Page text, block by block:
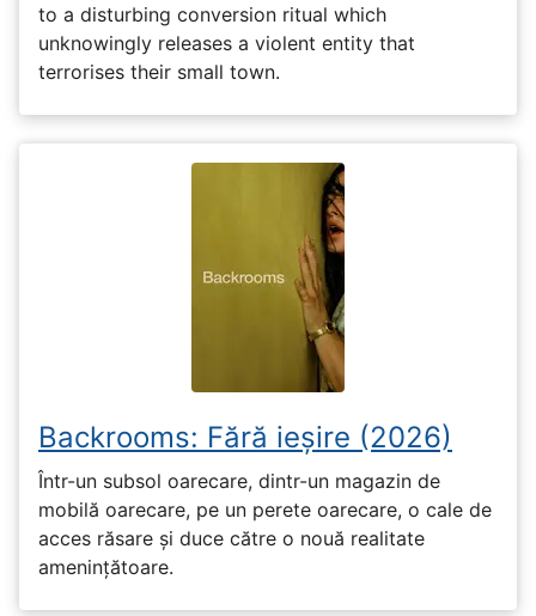
to a disturbing conversion ritual which
unknowingly releases a violent entity that
terrorises their small town.
Backrooms: Fără ieșire (2026)
Într-un subsol oarecare, dintr-un magazin de
mobilă oarecare, pe un perete oarecare, o cale de
acces răsare și duce către o nouă realitate
amenințătoare.